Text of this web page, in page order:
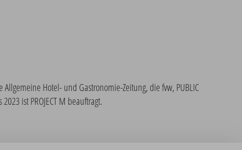
Hotel- und Gastronomie-Zeitung, die fvw, PUBLIC
ist PROJECT M beauftragt.